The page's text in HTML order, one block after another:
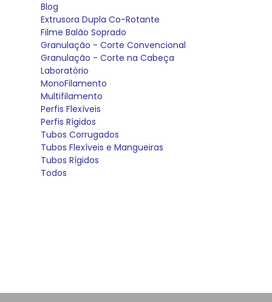
Blog
Extrusora Dupla Co-Rotante
Filme Balão Soprado
Granulação - Corte Convencional
Granulação - Corte na Cabeça
Laboratório
MonoFilamento
Multifilamento
Perfis Flexíveis
Perfis Rígidos
Tubos Corrugados
Tubos Flexíveis e Mangueiras
Tubos Rígidos
Todos